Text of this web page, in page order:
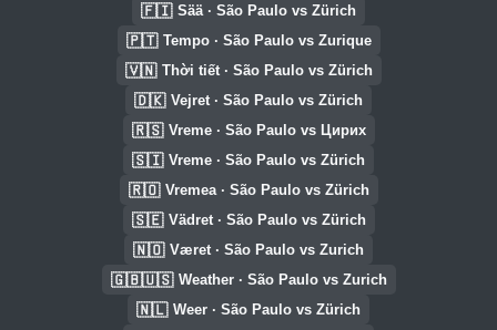
🇫🇮 Sää · São Paulo vs Zürich
🇵🇹 Tempo · São Paulo vs Zurique
🇻🇳 Thời tiết · São Paulo vs Zürich
🇩🇰 Vejret · São Paulo vs Zürich
🇷🇸 Vreme · São Paulo vs Цирих
🇸🇮 Vreme · São Paulo vs Zürich
🇷🇴 Vremea · São Paulo vs Zürich
🇸🇪 Vädret · São Paulo vs Zürich
🇳🇴 Været · São Paulo vs Zurich
🇬🇧🇺🇸 Weather · São Paulo vs Zurich
🇳🇱 Weer · São Paulo vs Zürich